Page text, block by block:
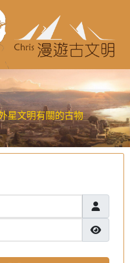
星文明有關的古物
顯示密碼